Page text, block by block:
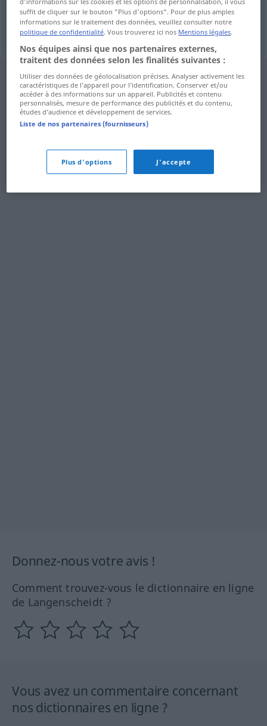
Zynismusm cynismus
Donnez-nous votre avis !
Comment trouvez-vous le dictionnaire en ligne
de Langenscheidt ?
Vous avez un commentaire concernant
nos dictionnaires en ligne ?
suffit de cliquer sur le bouton "Plus d'options". Pour de plus amples
informations sur le traitement des données, veuillez consulter notre
politique de confidentialité. Vous trouverez ici nos Mentions légales.
Nos équipes ainsi que nos partenaires externes,
traitent des données selon les finalités suivantes :
Utiliser des données de géolocalisation précises. Analyser activement les
caractéristiques de l’appareil pour l’identification. Conserver et/ou
accéder à des informations sur un appareil. Publicités et contenu
personnalisés, mesure de performance des publicités et du contenu,
études d’audience et développement de services.
Liste de nos partenaires (fournisseurs)
Plus d'options J'accepte